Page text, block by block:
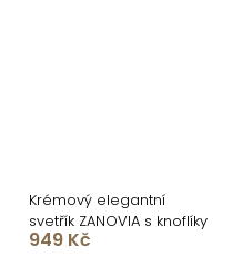
Krémový elegantní
svetřík ZANOVIA s knoflíky
949 Kč